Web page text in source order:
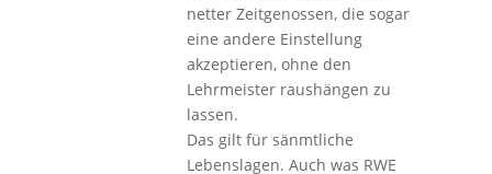
netter Zeitgenossen, die sogar
eine andere Einstellung
akzeptieren, ohne den
Lehrmeister raushängen zu
lassen.
Das gilt für sänmtliche
Lebenslagen. Auch was RWE